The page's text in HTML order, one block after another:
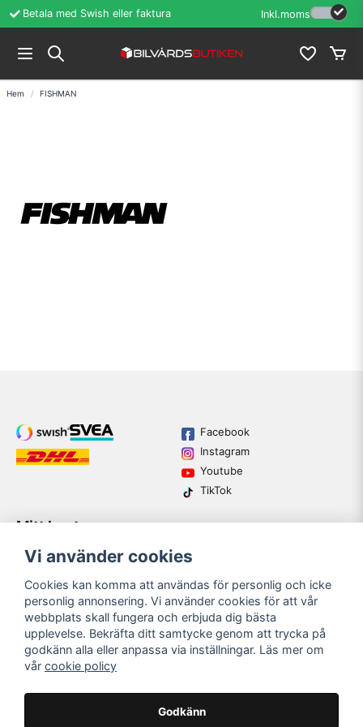
Betala med Swish eller faktura Öppet köp i 60
Inkl.moms
Hem FISHMAN
Facebook
Instagram
Youtube
TikTok
Mitt konto
Logga in
Glömt lösenord?
Kundtjänst
Guider
email
Mejladress
Bli medlem i vårt nyhetsbrev och ta del av våra nyheter och
Vi använder cookies
Cookies kan komma att användas för personlig och icke
personlig annonsering. Vi använder cookies för att vår
webbplats skall fungera och erbjuda dig bästa
upplevelse. Bekräfta ditt samtycke genom att trycka på
godkänn alla eller anpassa via inställningar. Läs mer om
vår cookie policy
Godkänn